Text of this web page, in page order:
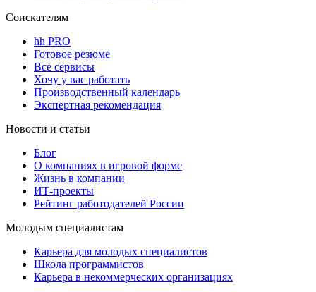
Соискателям
hh PRO
Готовое резюме
Все сервисы
Хочу у вас работать
Производственный календарь
Экспертная рекомендация
Новости и статьи
Блог
О компаниях в игровой форме
Жизнь в компании
ИТ-проекты
Рейтинг работодателей России
Молодым специалистам
Карьера для молодых специалистов
Школа программистов
Карьера в некоммерческих организациях